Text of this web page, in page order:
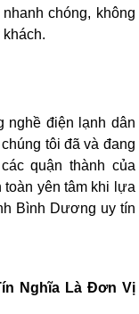
chóng, không
điện lạnh dân
tôi đã và đang
quận thành của
toàn yên tâm khi lựa
Bình Dương uy tín
Nghĩa Là Đơn Vị